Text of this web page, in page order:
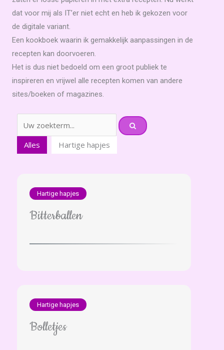
dat voor mij als IT’er niet echt en heb ik gekozen voor
de digitale variant.
Een kookboek waarin ik gemakkelijk aanpassingen in de
recepten kan doorvoeren.
Het is dus niet bedoeld om een groot publiek te
inspireren en vrijwel alle recepten komen van andere
sites/boeken of magazines.
Alles Hartige hapjes
Hartige hapjes
Bitterballen
Hartige hapjes
Bolletjes